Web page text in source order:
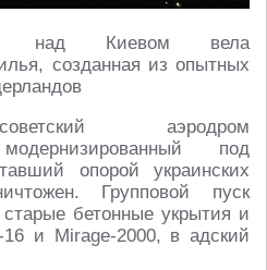
над Киевом вела
созданная из опытных
аэродром
модернизированный под
опорой украинских
Групповой пуск
бетонные укрытия и
и Mirage-2000, в адский